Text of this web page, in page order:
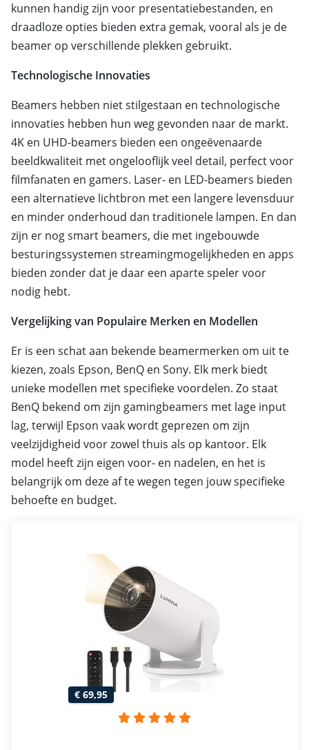
kunnen handig zijn voor presentatiebestanden, en
draadloze opties bieden extra gemak, vooral als je de
beamer op verschillende plekken gebruikt.
Technologische Innovaties
Beamers hebben niet stilgestaan en technologische
innovaties hebben hun weg gevonden naar de markt.
4K en UHD-beamers bieden een ongeëvenaarde
beeldkwaliteit met ongelooflijk veel detail, perfect voor
filmfanaten en gamers. Laser- en LED-beamers bieden
een alternatieve lichtbron met een langere levensduur
en minder onderhoud dan traditionele lampen. En dan
zijn er nog smart beamers, die met ingebouwde
besturingssystemen streamingmogelijkheden en apps
bieden zonder dat je daar een aparte speler voor
nodig hebt.
Vergelijking van Populaire Merken en Modellen
Er is een schat aan bekende beamermerken om uit te
kiezen, zoals Epson, BenQ en Sony. Elk merk biedt
unieke modellen met specifieke voordelen. Zo staat
BenQ bekend om zijn gamingbeamers met lage input
lag, terwijl Epson vaak wordt geprezen om zijn
veelzijdigheid voor zowel thuis als op kantoor. Elk
model heeft zijn eigen voor- en nadelen, en het is
belangrijk om deze af te wegen tegen jouw specifieke
behoefte en budget.
€ 69,95